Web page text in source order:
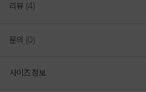
리뷰 (4)
문의 (0)
사이즈 정보